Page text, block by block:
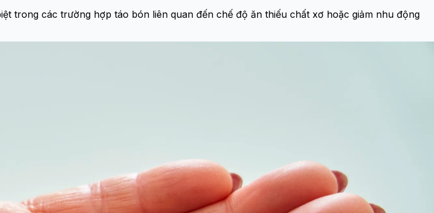
trong các trường hợp táo bón liên quan đến chế độ ăn thiếu chất xơ hoặc giảm nhu động